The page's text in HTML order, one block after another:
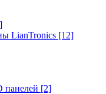
LianTronics [12]
панелей [2]